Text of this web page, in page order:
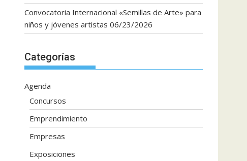
Convocatoria Internacional «Semillas de Arte» para
niños y jóvenes artistas 06/23/2026
Categorías
Agenda
Concursos
Emprendimiento
Empresas
Exposiciones